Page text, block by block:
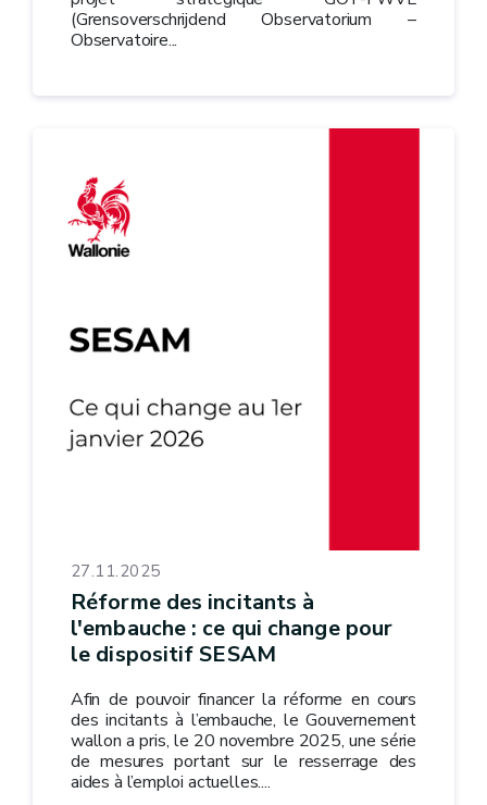
(Grensoverschrijdend Observatorium –
Observatoire...
27.11.2025
Réforme des incitants à
l'embauche : ce qui change pour
le dispositif SESAM
Afin de pouvoir financer la réforme en cours
des incitants à l’embauche, le Gouvernement
wallon a pris, le 20 novembre 2025, une série
de mesures portant sur le resserrage des
aides à l’emploi actuelles....